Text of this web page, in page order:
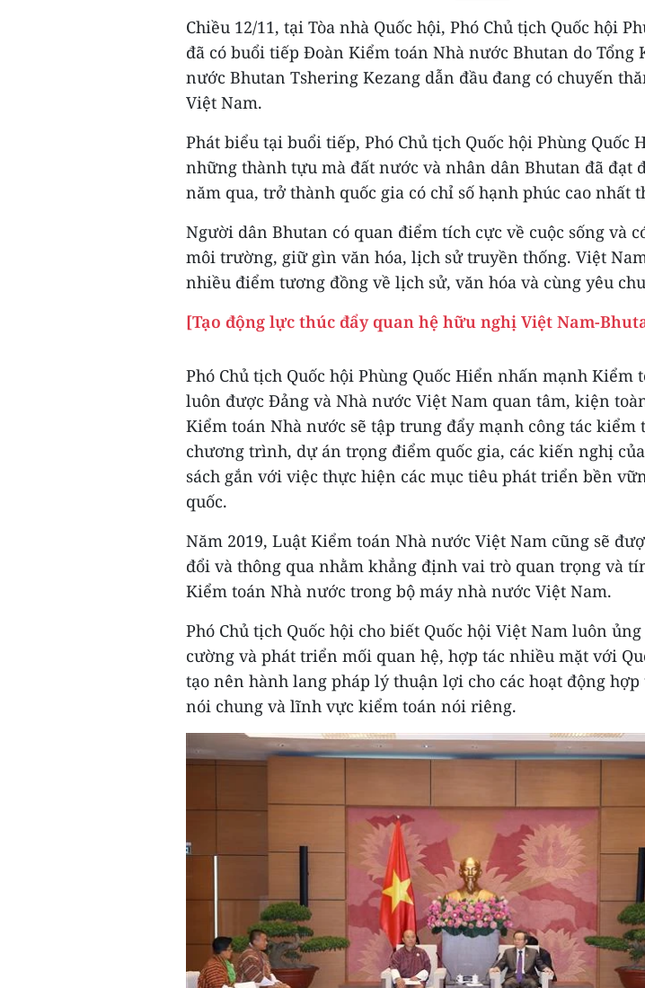
Chiều 12/11, tại Tòa nhà Quốc hội, Phó Chủ tịch Quốc hội
đã có buổi tiếp Đoàn Kiểm toán Nhà nước Bhutan do Tổng
nước Bhutan Tshering Kezang dẫn đầu đang có chuyến
Việt Nam.
Phát biểu tại buổi tiếp, Phó Chủ tịch Quốc hội Phùng Quốc
những thành tựu mà đất nước và nhân dân Bhutan đã đạt
năm qua, trở thành quốc gia có chỉ số hạnh phúc cao nhất
Người dân Bhutan có quan điểm tích cực về cuộc sống và
môi trường, giữ gìn văn hóa, lịch sử truyền thống. Việt
nhiều điểm tương đồng về lịch sử, văn hóa và cùng yêu
[Tạo động lực thúc đẩy quan hệ hữu nghị Việt Nam-
Phó Chủ tịch Quốc hội Phùng Quốc Hiển nhấn mạnh Kiểm
luôn được Đảng và Nhà nước Việt Nam quan tâm, kiện
Kiểm toán Nhà nước sẽ tập trung đẩy mạnh công tác kiểm
chương trình, dự án trọng điểm quốc gia, các kiến nghị
sách gắn với việc thực hiện các mục tiêu phát triển bền
quốc.
Năm 2019, Luật Kiểm toán Nhà nước Việt Nam cũng sẽ
đổi và thông qua nhằm khẳng định vai trò quan trọng và
Kiểm toán Nhà nước trong bộ máy nhà nước Việt Nam.
Phó Chủ tịch Quốc hội cho biết Quốc hội Việt Nam luôn
cường và phát triển mối quan hệ, hợp tác nhiều mặt với
tạo nên hành lang pháp lý thuận lợi cho các hoạt động
nói chung và lĩnh vực kiểm toán nói riêng.